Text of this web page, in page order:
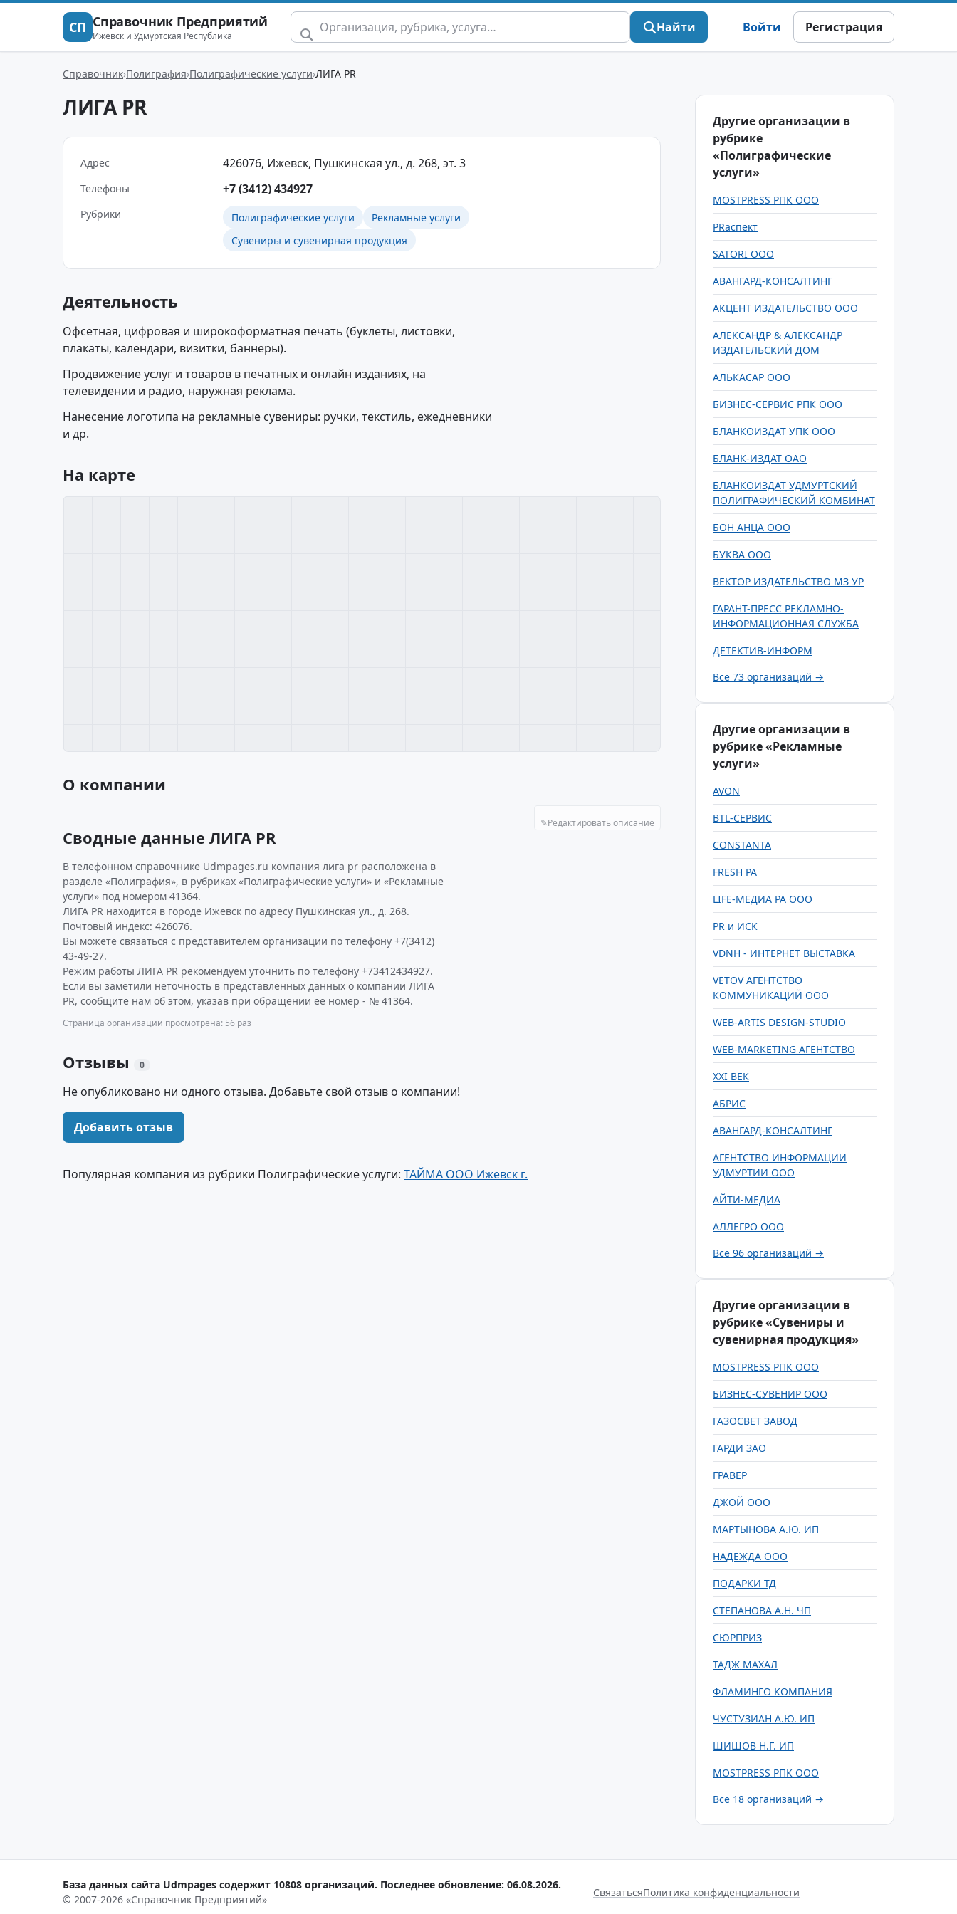
СП Справочник Предприятий
Ижевск и Удмуртская Республика
Найти Войти Регистрация
Справочник Полиграфия Полиграфические услуги ЛИГА PR
ЛИГА PR
Адрес 426076, Ижевск, Пушкинская ул., д. 268, эт. 3
Телефоны +7 (3412) 434927
Рубрики Полиграфические услуги
Рекламные услуги
Сувениры и сувенирная продукция
Деятельность
Офсетная, цифровая и широкоформатная печать (буклеты, листовки,
плакаты, календари, визитки, баннеры).
Продвижение услуг и товаров в печатных и онлайн изданиях, на
телевидении и радио, наружная реклама.
Нанесение логотипа на рекламные сувениры: ручки, текстиль, ежедневники
и др.
На карте
О компании
✎Редактировать описание
Сводные данные ЛИГА PR
В телефонном справочнике Udmpages.ru компания лига pr расположена в
разделе «Полиграфия», в рубриках «Полиграфические услуги» и «Рекламные
услуги» под номером 41364.
ЛИГА PR находится в городе Ижевск по адресу Пушкинская ул., д. 268.
Почтовый индекс: 426076.
Вы можете связаться с представителем организации по телефону +7(3412)
43-49-27.
Режим работы ЛИГА PR рекомендуем уточнить по телефону +73412434927.
Если вы заметили неточность в представленных данных о компании ЛИГА
PR, сообщите нам об этом, указав при обращении ее номер - № 41364.
Страница организации просмотрена: 56 раз
Отзывы 0
Не опубликовано ни одного отзыва. Добавьте свой отзыв о компании!
Добавить отзыв
Популярная компания из рубрики Полиграфические услуги: ТАЙМА ООО Ижевск г.
Другие организации в
рубрике
«Полиграфические
услуги»
MOSTPRESS РПК ООО
PRаспект
SATORI ООО
АВАНГАРД-КОНСАЛТИНГ
АКЦЕНТ ИЗДАТЕЛЬСТВО ООО
АЛЕКСАНДР & АЛЕКСАНДР
ИЗДАТЕЛЬСКИЙ ДОМ
АЛЬКАСАР ООО
БИЗНЕС-СЕРВИС РПК ООО
БЛАНКОИЗДАТ УПК ООО
БЛАНК-ИЗДАТ ОАО
БЛАНКОИЗДАТ УДМУРТСКИЙ
ПОЛИГРАФИЧЕСКИЙ КОМБИНАТ
БОН АНЦА ООО
БУКВА ООО
ВЕКТОР ИЗДАТЕЛЬСТВО МЗ УР
ГАРАНТ-ПРЕСС РЕКЛАМНО-
ИНФОРМАЦИОННАЯ СЛУЖБА
ДЕТЕКТИВ-ИНФОРМ
Все 73 организаций →
Другие организации в
рубрике «Рекламные
услуги»
AVON
BTL-СЕРВИС
CONSTANTA
FRESH РА
LIFE-МЕДИА РА ООО
PR и ИСК
VDNH - ИНТЕРНЕТ ВЫСТАВКА
VETOV АГЕНТСТВО
КОММУНИКАЦИЙ ООО
WEB-ARTIS DESIGN-STUDIO
WEB-MARKETING АГЕНТСТВО
XXI ВЕК
АБРИС
АВАНГАРД-КОНСАЛТИНГ
АГЕНТСТВО ИНФОРМАЦИИ
УДМУРТИИ ООО
АЙТИ-МЕДИА
АЛЛЕГРО ООО
Все 96 организаций →
Другие организации в
рубрике «Сувениры и
сувенирная продукция»
MOSTPRESS РПК ООО
БИЗНЕС-СУВЕНИР ООО
ГАЗОСВЕТ ЗАВОД
ГАРДИ ЗАО
ГРАВЕР
ДЖОЙ ООО
МАРТЫНОВА А.Ю. ИП
НАДЕЖДА ООО
ПОДАРКИ ТД
СТЕПАНОВА А.Н. ЧП
СЮРПРИЗ
ТАДЖ МАХАЛ
ФЛАМИНГО КОМПАНИЯ
ЧУСТУЗИАН А.Ю. ИП
ШИШОВ Н.Г. ИП
MOSTPRESS РПК ООО
Все 18 организаций →
База данных сайта Udmpages содержит 10808 организаций. Последнее обновление: 06.08.2026.
© 2007-2026 «Справочник Предприятий»
СвязатьсяПолитика конфиденциальности